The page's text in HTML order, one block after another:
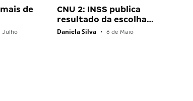
de
Julho
CNU 2: INSS publica
resultado da escolha…
Daniela Silva • 6 de Maio